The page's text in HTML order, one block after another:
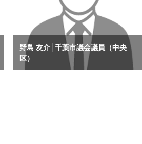
野島 友介│千葉市議会議員（中央
区）